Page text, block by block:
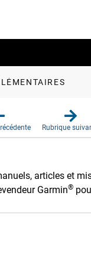
Rubrique
articles et
Garmin®